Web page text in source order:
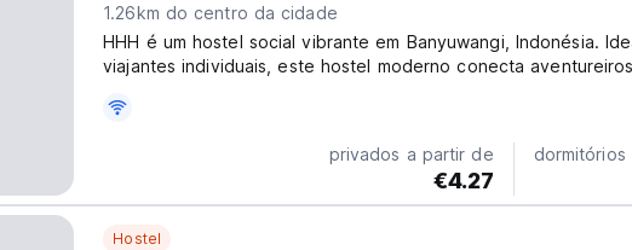
1.26km do centro da cidade
HHH é um hostel social vibrante em Banyuwangi, Indonésia.
viajantes individuais, este hostel moderno conecta
melhores hostels para fazer novos amigos. (Auto-translated...
privados a partir de
€4.27
Hostel